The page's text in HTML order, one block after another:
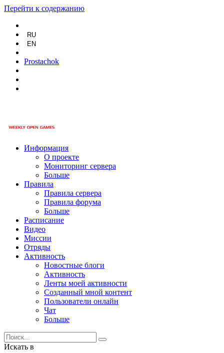
Перейти к содержанию
RU
EN
Prostachok
Информация
О проекте
Мониторинг сервера
Больше
Правила
Правила сервера
Правила форума
Больше
Расписание
Видео
Миссии
Отряды
Активность
Новостные блоги
Активность
Ленты моей активности
Созданный мной контент
Пользователи онлайн
Чат
Больше
Искать в